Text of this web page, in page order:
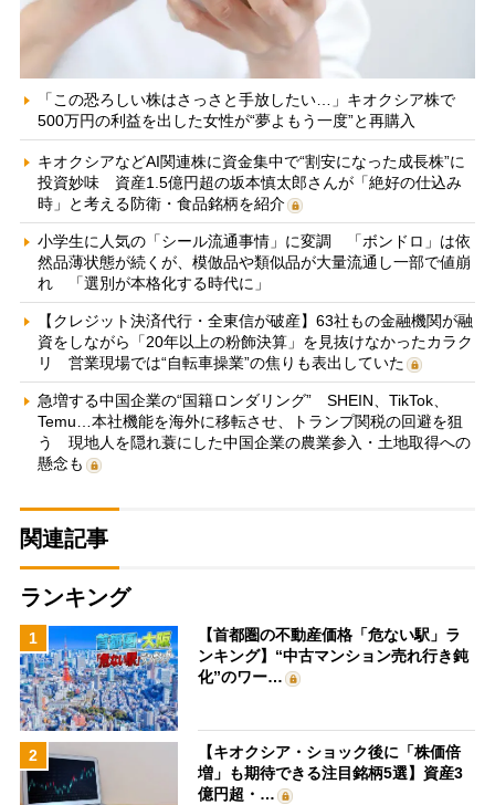
「この恐ろしい株はさっさと手放したい…」キオクシア株で
500万円の利益を出した女性が“夢よもう一度”と再購入
キオクシアなどAI関連株に資金集中で“割安になった成長株”に
投資妙味 資産1.5億円超の坂本慎太郎さんが「絶好の仕込み
時」と考える防衛・食品銘柄を紹介
小学生に人気の「シール流通事情」に変調 「ボンドロ」は依
然品薄状態が続くが、模倣品や類似品が大量流通し一部で値崩
れ 「選別が本格化する時代に」
【クレジット決済代行・全東信が破産】63社もの金融機関が融
資をしながら「20年以上の粉飾決算」を見抜けなかったカラク
リ 営業現場では“自転車操業”の焦りも表出していた
急増する中国企業の“国籍ロンダリング” SHEIN、TikTok、
Temu…本社機能を海外に移転させ、トランプ関税の回避を狙
う 現地人を隠れ蓑にした中国企業の農業参入・土地取得への
懸念も
関連記事
ランキング
1
【首都圏の不動産価格「危ない駅」ラ
ンキング】“中古マンション売れ行き鈍
化”のワー…
2
【キオクシア・ショック後に「株価倍
増」も期待できる注目銘柄5選】資産3
億円超・…